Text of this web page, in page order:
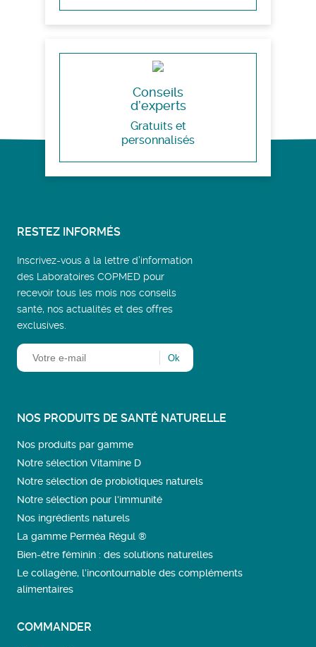
Conseils
d’experts
Gratuits et
personnalisés
RESTEZ INFORMÉS
Inscrivez-vous à la lettre d’information
des Laboratoires COPMED pour
recevoir tous les mois nos conseils
santé, nos actualités et des offres
exclusives.
NOS PRODUITS DE SANTÉ NATURELLE
Nos produits par gamme
Notre sélection Vitamine D
Notre sélection de probiotiques naturels
Notre sélection pour l'immunité
Nos ingrédients naturels
La gamme Perméa Régul ®
Bien-être féminin : des solutions naturelles
Le collagène, l’incontournable des compléments
alimentaires
COMMANDER